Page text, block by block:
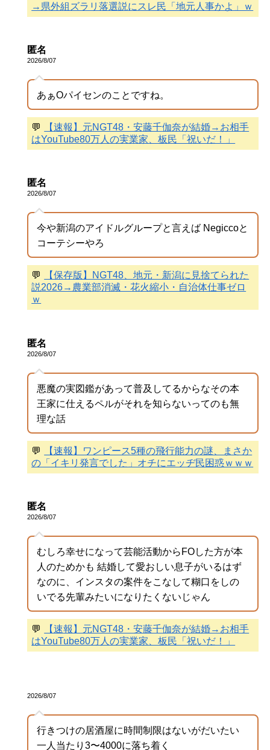
→県外組ズラリ落選説にスレ民「地元人事かよ」ｗ
匿名
2026/8/07
あぁOパイセンのことですね。
💬
【速報】元NGT48・安藤千伽奈が結婚→お相手
はYouTube80万人の実業家、板民「祝いだ！」
匿名
2026/8/07
今や新潟のアイドルグループと言えば Negiccoと
コーテシーやろ
💬
【保存版】NGT48、地元・新潟に見捨てられた
説2026→農業部消滅・花火縮小・自治体仕事ゼロ
ｗ
匿名
2026/8/07
悪魔の実図鑑があって普及してるからなその本
王家に仕えるペルがそれを知らないってのも無
理な話
💬
【速報】ワンピース5種の飛行能力の謎、まさか
の「イキリ発言でした」オチにエッヂ民困惑ｗｗｗ
匿名
2026/8/07
むしろ幸せになって芸能活動からFOした方が本
人のためかも 結婚して愛おしい息子がいるはず
なのに、インスタの案件をこなして糊口をしの
いでる先輩みたいになりたくないじゃん
💬
【速報】元NGT48・安藤千伽奈が結婚→お相手
はYouTube80万人の実業家、板民「祝いだ！」
2026/8/07
行きつけの居酒屋に時間制限はないがだいたい
一人当たり3〜4000に落ち着く